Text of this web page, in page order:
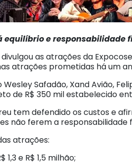
equilíbrio e responsabilidade
as atrações da
atrações prometidas há um
Safadão, Xand Avião,
de R$ 350 mil estabelecido
tem defendido os custos e
não ferem a responsabilidade
atrações:
e R$ 1,5 milhão;